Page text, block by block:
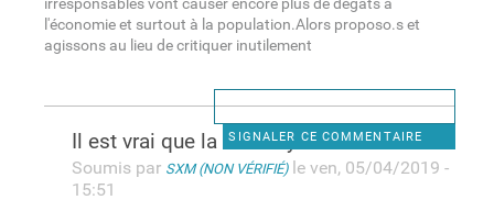
irresponsables vont causer encore plus de dégâts à
l'économie et surtout à la population.Alors proposo.s et
agissons au lieu de critiquer inutilement
SIGNALER CE COMMENTAIRE
Il est vrai que la Friendly
Soumis par SXM (NON VÉRIFIÉ)le ven, 05/04/2019 -
15:51